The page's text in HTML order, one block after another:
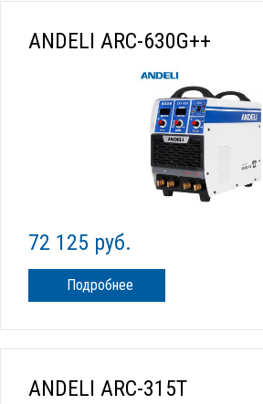
ANDELI ARC-630G++
72 125 руб.
Подробнее
ANDELI ARC-315T